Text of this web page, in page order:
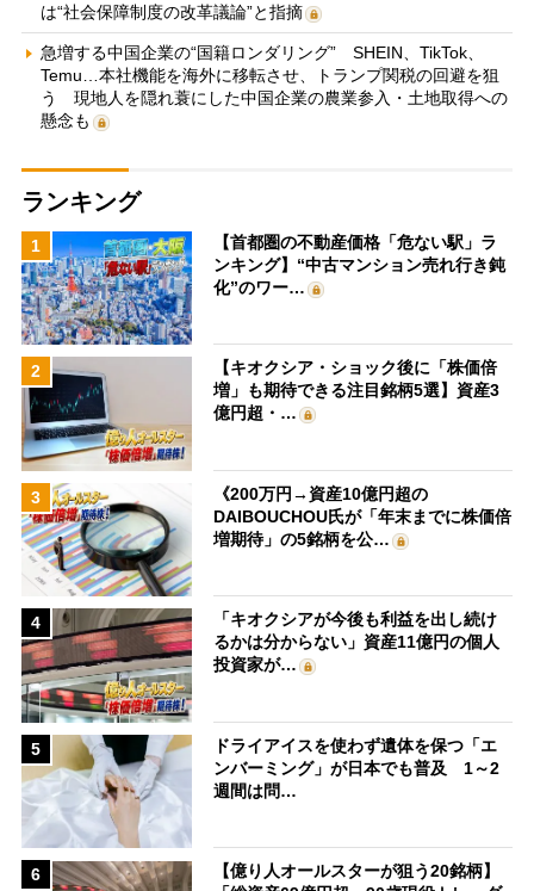
は“社会保障制度の改革議論”と指摘
急増する中国企業の“国籍ロンダリング” SHEIN、TikTok、
Temu…本社機能を海外に移転させ、トランプ関税の回避を狙
う 現地人を隠れ蓑にした中国企業の農業参入・土地取得への
懸念も
ランキング
1
【首都圏の不動産価格「危ない駅」ラ
ンキング】“中古マンション売れ行き鈍
化”のワー…
2
【キオクシア・ショック後に「株価倍
増」も期待できる注目銘柄5選】資産3
億円超・…
3
《200万円→資産10億円超の
DAIBOUCHOU氏が「年末までに株価倍
増期待」の5銘柄を公…
4
「キオクシアが今後も利益を出し続け
るかは分からない」資産11億円の個人
投資家が…
5
ドライアイスを使わず遺体を保つ「エ
ンバーミング」が日本でも普及 1～2
週間は問…
6
【億り人オールスターが狙う20銘柄】